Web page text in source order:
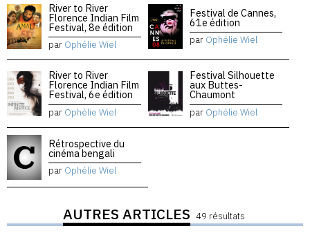
River to River
Florence Indian Film
Festival, 8e édition
par Ophélie Wiel
Festival de Cannes,
61e édition
par Ophélie Wiel
River to River
Florence Indian Film
Festival, 6e édition
par Ophélie Wiel
Festival Silhouette
aux Buttes-
Chaumont
par Ophélie Wiel
Rétrospective du
cinéma bengali
par Ophélie Wiel
AUTRES ARTICLES 49 résultats